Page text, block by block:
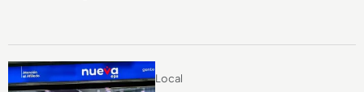
Local